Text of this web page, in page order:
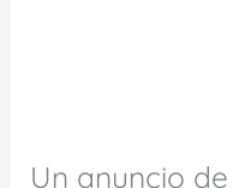
Un anuncio